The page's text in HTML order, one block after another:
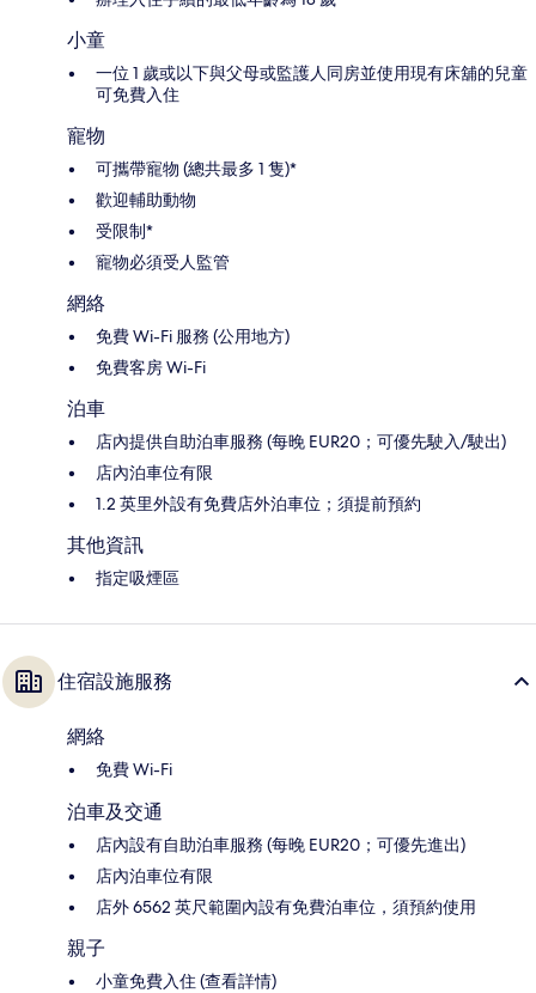
小童
一位 1 歲或以下與父母或監護人同房並使用現有床舖的兒童
可免費入住
寵物
可攜帶寵物 (總共最多 1 隻)*
歡迎輔助動物
受限制*
寵物必須受人監管
網絡
免費 Wi-Fi 服務 (公用地方)
免費客房 Wi-Fi
泊車
店內提供自助泊車服務 (每晚 EUR20；可優先駛入/駛出)
店內泊車位有限
1.2 英里外設有免費店外泊車位；須提前預約
其他資訊
指定吸煙區
住宿設施服務
網絡
免費 Wi-Fi
泊車及交通
店內設有自助泊車服務 (每晚 EUR20；可優先進出)
店內泊車位有限
店外 6562 英尺範圍內設有免費泊車位，須預約使用
親子
小童免費入住 (查看詳情)